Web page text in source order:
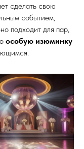
сделать свою
событием,
подходит для пар,
особую изюминку